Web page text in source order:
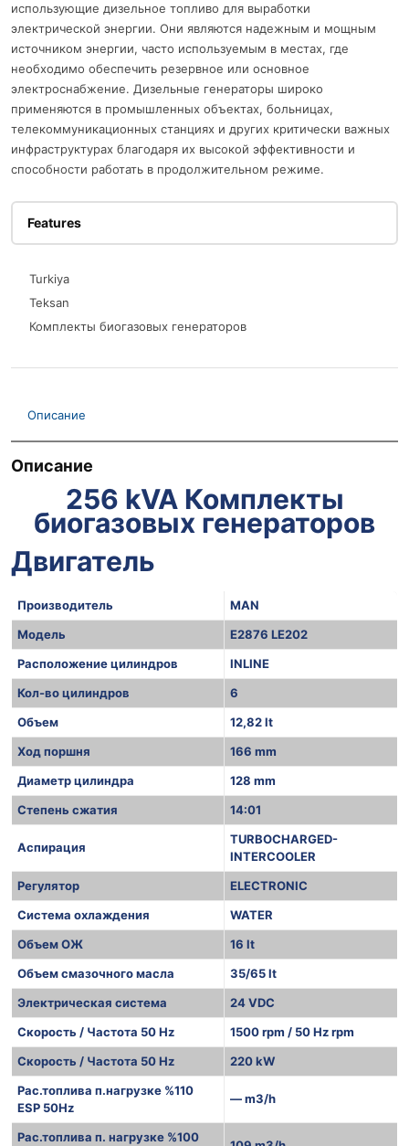
использующие дизельное топливо для выработки
электрической энергии. Они являются надежным и мощным
источником энергии, часто используемым в местах, где
необходимо обеспечить резервное или основное
электроснабжение. Дизельные генераторы широко
применяются в промышленных объектах, больницах,
телекоммуникационных станциях и других критически важных
инфраструктурах благодаря их высокой эффективности и
способности работать в продолжительном режиме.
Features
Turkiya
Teksan
Комплекты биогазовых генераторов
Описание
Описание
256 kVA Комплекты
биогазовых генераторов
Двигатель
Производитель
MAN
Модель
E2876 LE202
Расположение цилиндров
INLINE
Кол-во цилиндров
6
Объем
12,82 lt
Ход поршня
166 mm
Диаметр цилиндра
128 mm
Степень сжатия
14:01
Аспирация
TURBOCHARGED-
INTERCOOLER
Регулятор
ELECTRONIC
Система охлаждения
WATER
Объем ОЖ
16 lt
Объем смазочного масла
35/65 lt
Электрическая система
24 VDC
Скорость / Частота 50 Hz
1500 rpm / 50 Hz rpm
Скорость / Частота 50 Hz
220 kW
Рас.топлива п.нагрузке %110
ESP 50Hz
— m3/h
Рас.топлива п. нагрузке %100